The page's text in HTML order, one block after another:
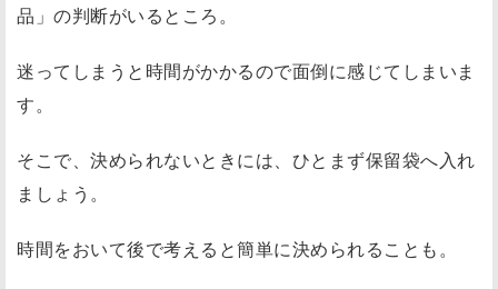
品」の判断がいるところ。
迷ってしまうと時間がかかるので面倒に感じてしまいま
す。
そこで、決められないときには、ひとまず保留袋へ入れ
ましょう。
時間をおいて後で考えると簡単に決められることも。